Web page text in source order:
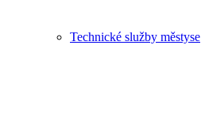
Technické služby městyse